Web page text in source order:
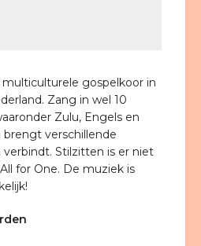
gospelkoor in
Zang in wel 10
Zulu, Engels en
verschillende
verbindt. Stilzitten is er niet
for One. De muziek is